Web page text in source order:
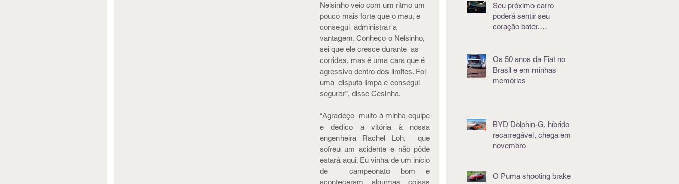
Nelsinho veio com um ritmo um
pouco mais forte que o meu, e
consegui  administrar a
vantagem. Conheço o Nelsinho,
sei que ele cresce durante  as
corridas, mas é uma cara que é
agressivo dentro dos limites. Foi
uma  disputa limpa e consegui
segurar”, disse Cesinha.
“Agradeço  muito à minha equipe
e dedico a vitória à nossa
engenheira Rachel Loh,  que
sofreu um acidente e não pôde
estará aqui. Eu vinha de um início
de  campeonato bom e
aconteceram algumas coisas
Seu próximo carro
poderá sentir seu
coração bater.
Os 50 anos da Fiat no
Brasil e em minhas
memórias
BYD Dolphin-G, híbrido e
recarregável, chega em
novembro
O Puma shooting brake e